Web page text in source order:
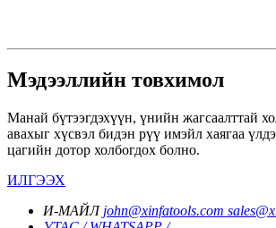
Мэдээллийн товхимол
Манай бүтээгдэхүүн, үнийн жагсаалттай
авахыг хүсвэл бидэн рүү имэйл хаягаа
цагийн дотор холбогдох болно.
ИЛГЭЭХ
И-МАЙЛ john@xinfatools.com